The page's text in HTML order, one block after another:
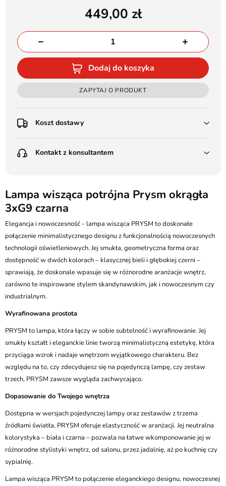
449,00
Dodaj do koszyka
ZAPYTAJ O PRODUKT
Koszt dostawy
Poczta Polska Kurier 48H - 11 zł
(od 1000 zł dla gabarytów, nie dotyczy produktów 3m)
Pobranie:
Poczta Polska Kurier 48H - 16 zł
Kurier GLS - 20 zł
Przesyłka Gabarytowa - 35 zł
Kontakt z konsultantem
Batalionów Chłopskich 12, 94-058 Łódź
506 336 320
kontakt@ledstyl.pl
Lampa wisząca potrójna Prysm okrągła
3xG9 czarna
Elegancja i nowoczesność - lampa wisząca PRYSM to doskonałe
połączenie minimalistycznego designu z funkcjonalnością nowoczesnych
technologii oświetleniowych. Jej smukła, geometryczna forma oraz
dostępność w dwóch kolorach – klasycznej bieli i głębokiej czerni –
sprawiają, że doskonale wpasuje się w różnorodne aranżacje wnętrz,
zarówno te inspirowane stylem skandynawskim, jak i nowoczesnym czy
industrialnym.
Wyrafinowana prostota
PRYSM to lampa, która łączy w sobie subtelność i wyrafinowanie. Jej
smukły kształt i eleganckie linie tworzą minimalistyczną estetykę, która
przyciąga wzrok i nadaje wnętrzom wyjątkowego charakteru. Bez
względu na to, czy zdecydujesz się na pojedynczą lampę, czy zestaw
trzech, PRYSM zawsze wygląda zachwycająco.
Dopasowanie do Twojego wnętrza
Dostępna w wersjach pojedynczej lampy oraz zestawów z trzema
źródłami światła, PRYSM oferuje elastyczność w aranżacji. Jej neutralna
kolorystyka – biała i czarna – pozwala na łatwe wkomponowanie jej w
różnorodne stylistyki wnętrz, od salonu, przez jadalnię, aż po kuchnię czy
sypialnię.
Lampa wisząca PRYSM to połączenie eleganckiego designu, nowoczesnej